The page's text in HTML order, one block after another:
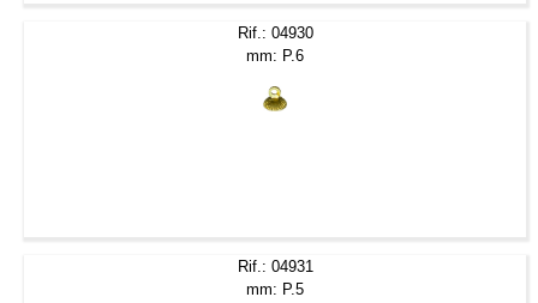
Rif.: 04930
mm: P.6
Rif.: 04931
mm: P.5